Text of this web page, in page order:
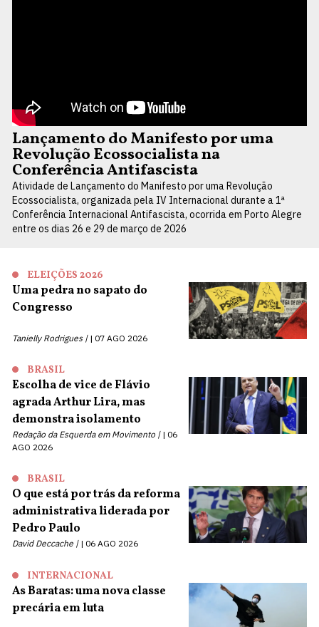
Lançamento do Manifesto por uma
Revolução Ecossocialista na
Conferência Antifascista
Atividade de Lançamento do Manifesto por uma Revolução
Ecossocialista, organizada pela IV Internacional durante a 1ª
Conferência Internacional Antifascista, ocorrida em Porto Alegre
entre os dias 26 e 29 de março de 2026
ELEIÇÕES 2026
Uma pedra no sapato do
Congresso
Tanielly Rodrigues | 07 AGO 2026
BRASIL
Escolha de vice de Flávio
agrada Arthur Lira, mas
demonstra isolamento
Redação da Esquerda em Movimento |
06
AGO 2026
BRASIL
O que está por trás da reforma
administrativa liderada por
Pedro Paulo
David Deccache | 06 AGO 2026
INTERNACIONAL
As Baratas: uma nova classe
precária em luta